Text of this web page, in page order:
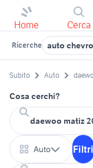
Home Cerca
Ricerche auto
Subito Auto
Cosa cerchi?
Auto Filtri